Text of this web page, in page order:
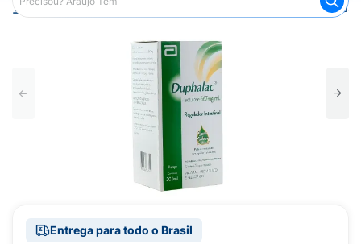
Araujo Medicamentos Remédio para o Estômago e
Entrega para todo o Brasil